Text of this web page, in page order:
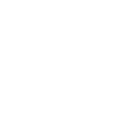
подготовленная,
алоэ,